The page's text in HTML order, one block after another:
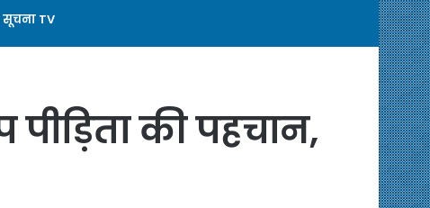
सूचना TV
की पहचान,